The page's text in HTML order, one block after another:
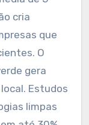
em
O
em
de 5
cria